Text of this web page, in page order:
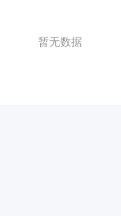
暂无数据